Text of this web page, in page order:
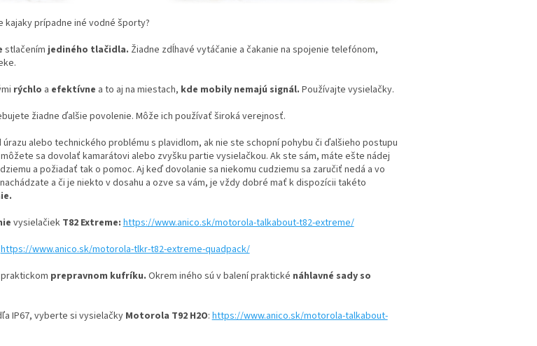
prípadne iné vodné športy?
stlačením jediného tlačidla. Žiadne zdĺhavé vytáčanie a čakanie na spojenie telefónom,
rýchlo a efektívne a to aj na miestach, kde mobily nemajú signál. Používajte vysielačky.
žiadne ďalšie povolenie. Môže ich používať široká verejnosť.
úrazu alebo technického problému s plavidlom, ak nie ste schopní pohybu či ďalšieho postupu
sa dovolať kamarátovi alebo zvyšku partie vysielačkou. Ak ste sám, máte ešte nádej
a požiadať tak o pomoc. Aj keď dovolanie sa niekomu cudziemu sa zaručiť nedá a vo
a či je niekto v dosahu a ozve sa vám, je vždy dobré mať k dispozícii takéto
vysielačiek T82 Extreme: https://www.anico.sk/motorola-talkabout-t82-extreme/
https://www.anico.sk/motorola-tlkr-t82-extreme-quadpack/
prepravnom kufríku. Okrem iného sú v balení praktické náhlavné sady so
IP67, vyberte si vysielačky Motorola T92 H2O: https://www.anico.sk/motorola-talkabout-